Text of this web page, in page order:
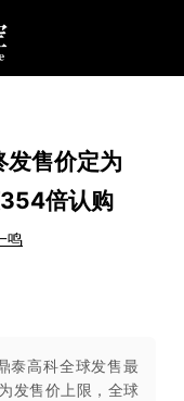
售价定为
倍认购
鸣
泰高科全球发售最
发售价上限，全球